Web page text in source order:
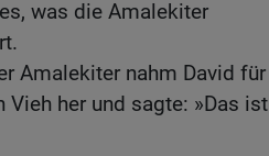
was die Amalekiter
Amalekiter nahm David für
Vieh her und sagte: »Das ist